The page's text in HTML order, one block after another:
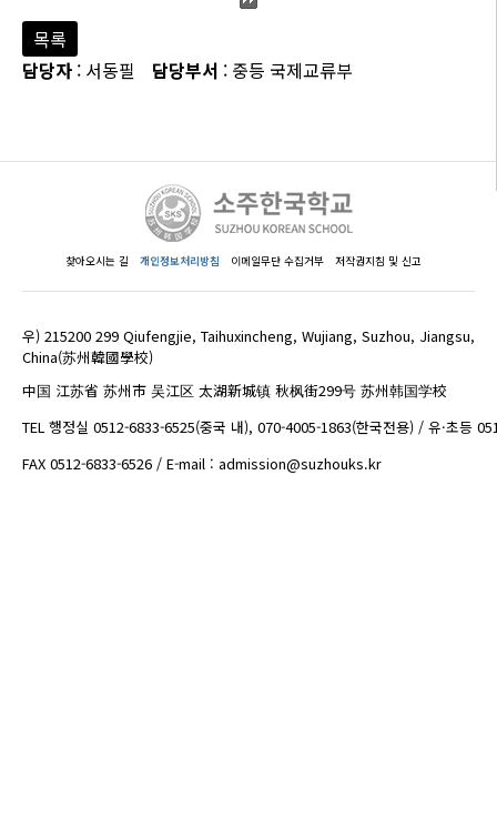
목록
담당자 : 서동필 담당부서 : 중등 국제교류부
찾아오시는 길 개인정보처리방침 이메일무단 수집거부 저작권지침 및 신고
우) 215200 299 Qiufengjie, Taihuxincheng, Wujiang, Suzhou, Jiangsu,
China(苏州韓國學校)
中国 江苏省 苏州市 吴江区 太湖新城镇 秋枫街299号 苏州韩国学校
TEL 행정실 0512-6833-6525(중국 내), 070-4005-1863(한국전용) / 유·초등
FAX 0512-6833-6526 / E-mail : admission@suzhouks.kr